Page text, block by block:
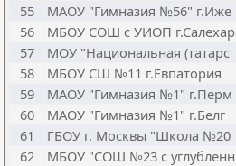
55
МАОУ "Гимназия №56" г.Иже
56
МБОУ СОШ с УИОП г.Салехар
57
МОУ "Национальная (татарс
58
МБОУ СШ №11 г.Евпатория
59
МАОУ "Гимназия №1" г.Перм
60
МАОУ "Гимназия №1" г.Белг
61
ГБОУ г. Москвы "Школа №20
62
МБОУ "СОШ №23 с углубленн